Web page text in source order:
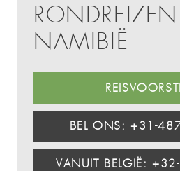
RONDREIZEN
NAMIBIË
BEL ONS: +31-
VANUIT BELGIË: